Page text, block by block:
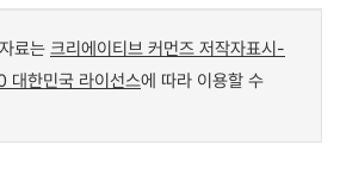
료는 크리에이티브 커먼즈 저작자표시-
대한민국 라이선스에 따라 이용할 수